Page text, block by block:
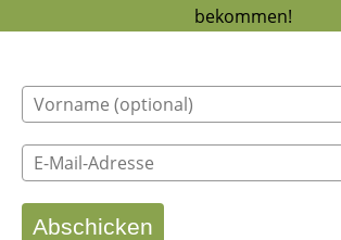
bekommen!
Abschicken